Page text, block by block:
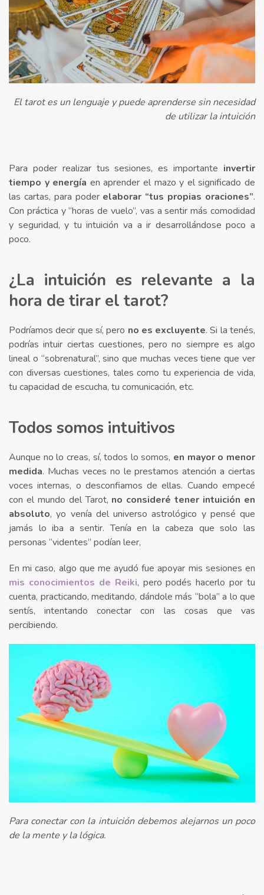
El tarot es un lenguaje y puede aprenderse sin necesidad
de utilizar la intuición
Para poder realizar tus sesiones, es importante invertir
tiempo y energía en aprender el mazo y el significado de
las cartas, para poder elaborar “tus propias oraciones”.
Con práctica y “horas de vuelo”, vas a sentir más comodidad
y seguridad, y tu intuición va a ir desarrollándose poco a
poco.
¿La intuición es relevante a la
hora de tirar el tarot?
Podríamos decir que sí, pero no es excluyente. Si la tenés,
podrías intuir ciertas cuestiones, pero no siempre es algo
lineal o “sobrenatural”, sino que muchas veces tiene que ver
con diversas cuestiones, tales como tu experiencia de vida,
tu capacidad de escucha, tu comunicación, etc.
Todos somos intuitivos
Aunque no lo creas, sí, todos lo somos, en mayor o menor
medida. Muchas veces no le prestamos atención a ciertas
voces internas, o desconfiamos de ellas. Cuando empecé
con el mundo del Tarot, no consideré tener intuición en
absoluto, yo venía del universo astrológico y pensé que
jamás lo iba a sentir. Tenía en la cabeza que solo las
personas “videntes” podían leer,
En mi caso, algo que me ayudó fue apoyar mis sesiones en
mis conocimientos de Reiki, pero podés hacerlo por tu
cuenta, practicando, meditando, dándole más “bola” a lo que
sentís, intentando conectar con las cosas que vas
percibiendo.
Para conectar con la intuición debemos alejarnos un poco
de la mente y la lógica.